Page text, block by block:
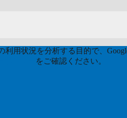
用状況を分析する目的で、
をご確認ください。